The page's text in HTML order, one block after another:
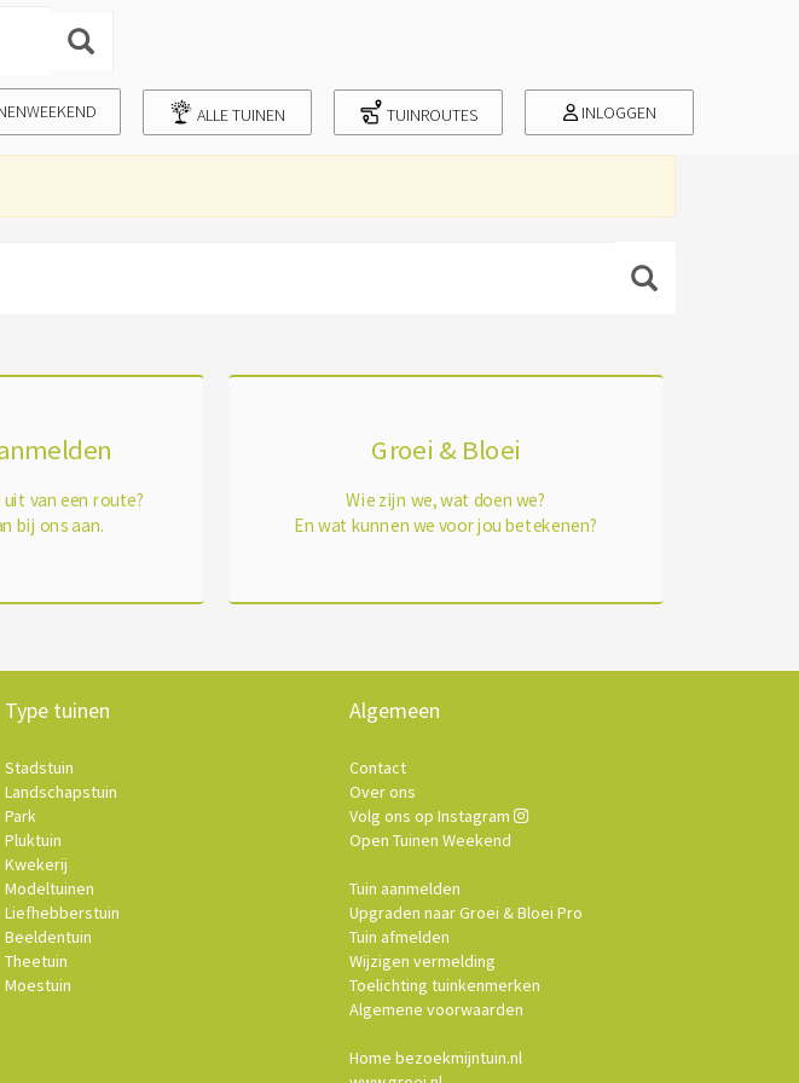
ALLE TUINEN TUINROUTES INLOGGEN
van een route?
bij ons aan.
Groei & Bloei
Wie zijn we, wat doen we?
En wat kunnen we voor jou betekenen?
Type tuinen
Stadstuin
Landschapstuin
Park
Pluktuin
Kwekerij
Modeltuinen
Liefhebberstuin
Beeldentuin
Theetuin
Moestuin
Algemeen
Contact
Over ons
Volg ons op Instagram
Open Tuinen Weekend
Tuin aanmelden
Upgraden naar Groei & Bloei Pro
Tuin afmelden
Wijzigen vermelding
Toelichting tuinkenmerken
Algemene voorwaarden
Home bezoekmijntuin.nl